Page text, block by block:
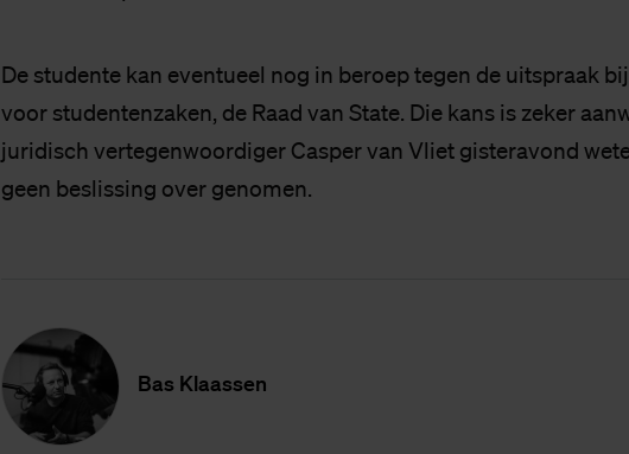
De studente kan eventueel nog in beroep tegen de uitspraak
voor studentenzaken, de Raad van State. Die kans is zeker
juridisch vertegenwoordiger Casper van Vliet gisteravond
geen beslissing over genomen.
Bas Klaas­sen